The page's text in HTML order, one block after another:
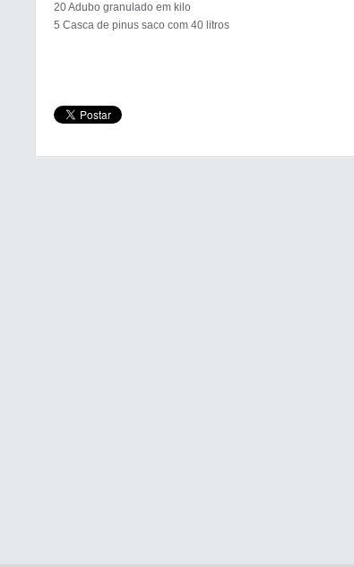
20 Adubo granulado em kilo
5 Casca de pinus saco com 40 litros